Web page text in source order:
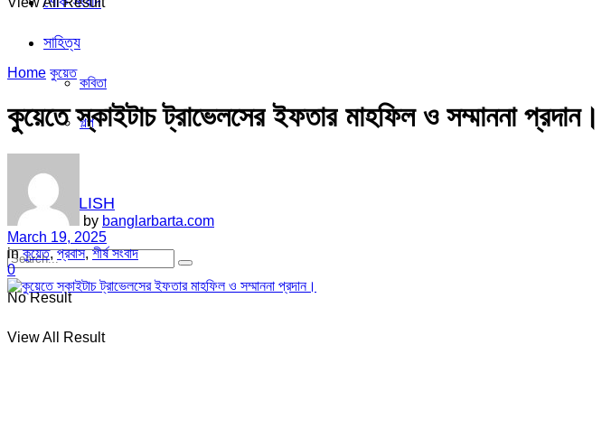
সাহিত্য
কবিতা
গল্প
ENGLISH
No Result
View All Result
Home কুয়েত
কুয়েতে স্কাইটাচ ট্রাভেলসের ইফতার মাহফিল ও সম্মাননা প্রদান।
by banglarbarta.com
March 19, 2025
in কুয়েত,প্রবাস,শীর্ষ সংবাদ
0